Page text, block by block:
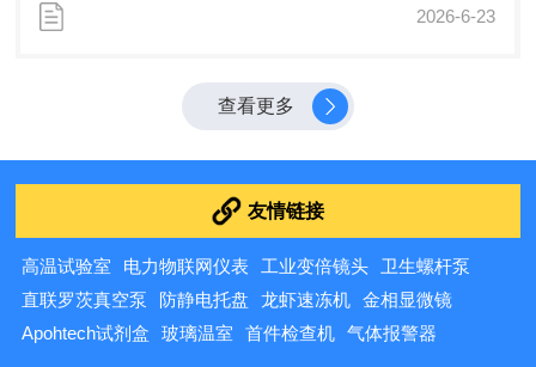
可靠。但这个问题的答案从来不在"哪个更好"里，而在"你
行程延长杆实现穿刺，钢钉直径可选3mm、5mm、8mm
等多种规格，针刺速度约0.7mm/s，可通过更换夹具适配
研阶段的小批量...
2026-6-23
查看更多
友情链接
高温试验室 电力物联网仪表 工业变倍镜头
卫生螺杆泵
直联罗茨真空泵
防静电托盘 龙虾速冻机
金相显微镜
Apohtech试剂盒
玻璃温室 首件检查机 气体报警器